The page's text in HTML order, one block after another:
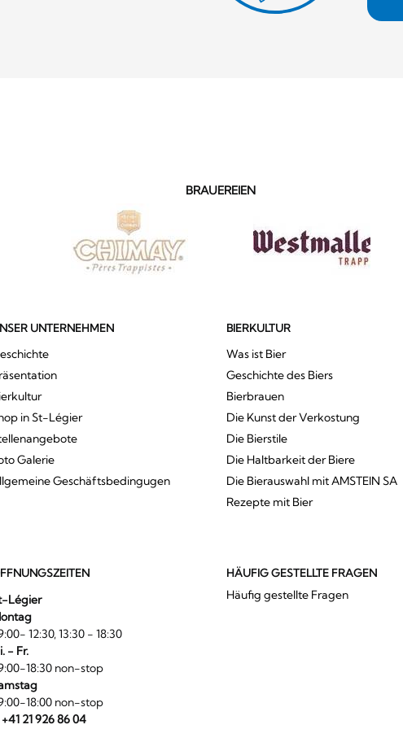
BRAUEREIEN
UNTERNEHMEN
in St-Légier
Galerie
Geschäftsbedingugen
BIERKULTUR
Was ist Bier
Geschichte des Biers
Bierbrauen
Die Kunst der Verkostung
Die Bierstile
Die Haltbarkeit der Biere
Die Bierauswahl mit AMSTEIN SA
Rezepte mit Bier
Légier
12:30, 13:30 - 18:30
- Fr.
18:30 non-stop
18:00 non-stop
+41 21 926 86 04
HÄUFIG GESTELLTE FRAGEN
Häufig gestellte Fragen